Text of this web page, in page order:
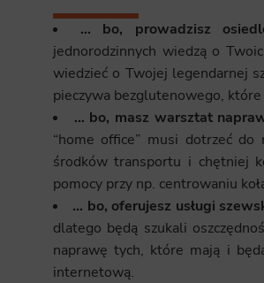
… bo, prowadzisz
jednorodzinnych wiedzą o
wiedzieć o Twojej legendarnej
pieczywa bezglutenowego,
… bo, masz warsztat
“home office” musi dotrzeć do
środków transportu i chętniej
pomocy przy np. centrowaniu
… bo, oferujesz usługi
dlatego będą szukali
naprawę tych, które mają i
internetową.